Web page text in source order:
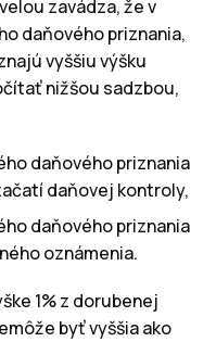
zavádza, že v
daňového priznania,
vyššiu výšku
nižšou sadzbou,
daňového priznania
daňovej kontroly,
daňového priznania
oznámenia.
1% z dorubenej
byť vyššia ako